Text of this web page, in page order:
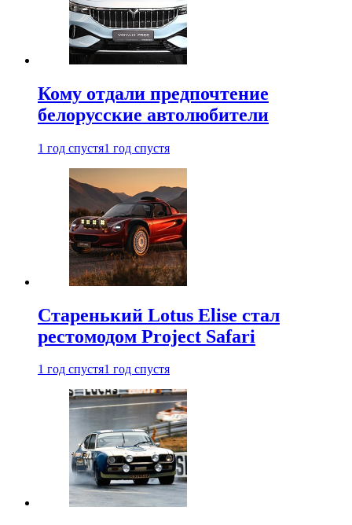
Кому отдали предпочтение
белорусские автолюбители
1 год спустя1 год спустя
Старенький Lotus Elise стал
рестомодом Project Safari
1 год спустя1 год спустя